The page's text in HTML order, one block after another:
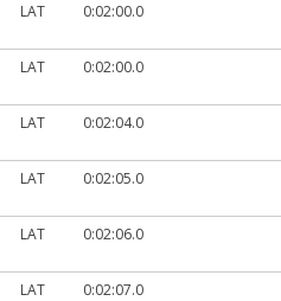
LAT 0:02:00.0
LAT 0:02:00.0
LAT 0:02:04.0
LAT 0:02:05.0
LAT 0:02:06.0
LAT 0:02:07.0